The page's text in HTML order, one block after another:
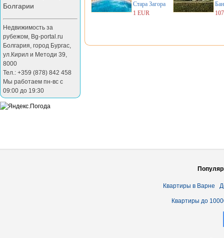
Болгарии
Недвижимость за
рубежом, Bg-portal.ru
Болгария, город Бургас,
ул.Кирил и Методи 39,
8000
Тел.: +359 (878) 842 458
Мы работаем пн-вс с
09:00 до 19:30
Стара Загора
1 EUR
Квартиры в Варне
Квартиры до